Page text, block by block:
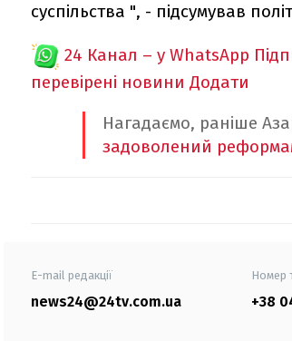
суспільства ", - підсумував
24 Канал – у WhatsApp
перевірені новини Додати
Нагадаємо, раніше
задоволений
E-mail редакції
news24@24tv.com.ua
Номер
+38